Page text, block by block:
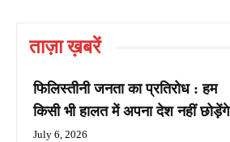
ताज़ा ख़बरें
फिलिस्तीनी जनता का प्रतिरोध : हम
किसी भी हालत में अपना देश नहीं छोड़ेंगे
July 6, 2026